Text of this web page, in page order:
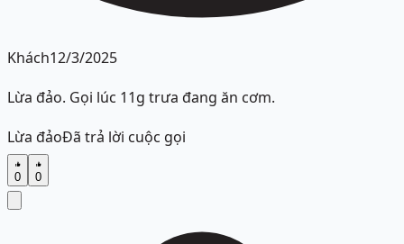
Khách12/3/2025
Lừa đảo. Gọi lúc 11g trưa đang ăn cơm.
Lừa đảoĐã trả lời cuộc gọi
0 0